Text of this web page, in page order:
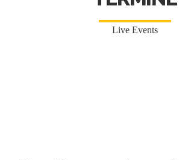
Live Events